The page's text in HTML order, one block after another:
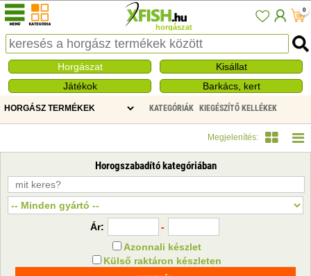
horgászat
0
Horgászat
Kisállat
Játékok
Barkács, kert
KATEGÓRIÁK KIEGÉSZÍTŐ KELLÉKEK
Megjelenítés:
Horogszabadító kategóriában
Ár:
-
Azonnali készlet
Külső raktáron készleten